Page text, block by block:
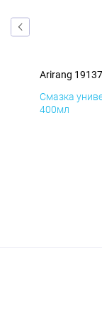
Arirang
Смазка
400мл